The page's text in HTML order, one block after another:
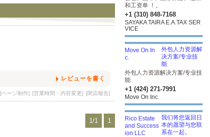
レビューを書く
[ページ制作] [営業時間・内容変更] [閉店報告]
1/1 1
和工资单 ！。
+1 (310) 848-7168
SAYAKA TAIRA E.A.TAX SER
VICE
外包人力资源解
决方案/专业技
能
外包人力资源解决方案/专业技
能
+1 (424) 271-7991
Move On Inc.
我们将您返回日
本的愿望与您联
系在一起。